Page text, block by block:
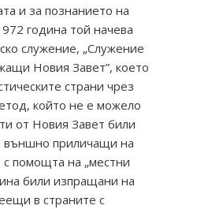
и за познанието на
година той начева
служение, „Служение
Новия Завет”, което
страни чрез
който не е можело
от Новия Завет били
външно приличащи на
с помощта на „местни
били изпращани на
в страните с